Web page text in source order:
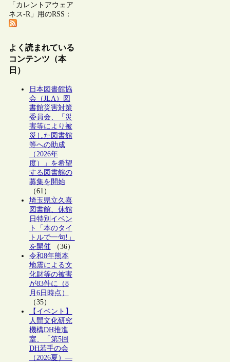
「カレントアウェア
ネス-R」用のRSS：
よく読まれている
コンテンツ（本
日）
日本図書館協
会（JLA）図
書館災害対策
委員会、「災
害等により被
災した図書館
等への助成
（2026年
度）」を希望
する図書館の
募集を開始
（61）
埼玉県立久喜
図書館、休館
日特別イベン
ト「本のタイ
トルで一句!」
を開催（36）
令和8年熊本
地震による文
化財等の被害
が83件に（8
月6日時点）
（35）
【イベント】
人間文化研究
機構DH推進
室、「第5回
DH若手の会
（2026夏）―